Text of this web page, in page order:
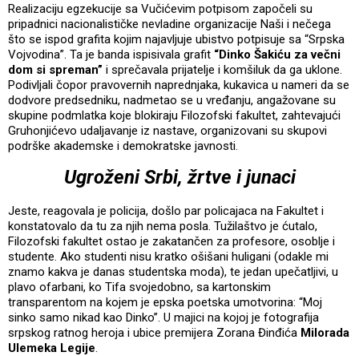
Realizaciju egzekucije sa Vučićevim potpisom započeli su
pripadnici nacionalističke nevladine organizacije Naši i nečega
što se ispod grafita kojim najavljuje ubistvo potpisuje sa “Srpska
Vojvodina”. Ta je banda ispisivala grafit “Dinko Šakiću za večni
dom si spreman” i sprečavala prijatelje i komšiluk da ga uklone.
Podivljali čopor pravovernih naprednjaka, kukavica u nameri da se
dodvore predsedniku, nadmetao se u vređanju, angažovane su
skupine podmlatka koje blokiraju Filozofski fakultet, zahtevajući
Gruhonjićevo udaljavanje iz nastave, organizovani su skupovi
podrške akademske i demokratske javnosti.
Ugroženi Srbi, žrtve i junaci
Jeste, reagovala je policija, došlo par policajaca na Fakultet i
konstatovalo da tu za njih nema posla. Tužilaštvo je ćutalo,
Filozofski fakultet ostao je zakatančen za profesore, osoblje i
studente. Ako studenti nisu kratko ošišani huligani (odakle mi
znamo kakva je danas studentska moda), te jedan upečatljivi, u
plavo ofarbani, ko Tifa svojedobno, sa kartonskim
transparentom na kojem je epska poetska umotvorina: “Moj
sinko samo nikad kao Dinko”. U majici na kojoj je fotografija
srpskog ratnog heroja i ubice premijera Zorana Đinđića Milorada
Ulemeka Legije.